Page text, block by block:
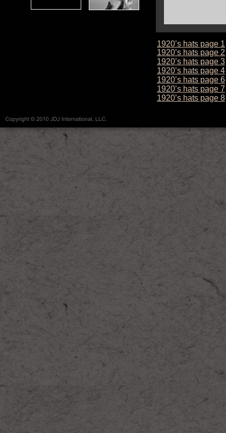
1920’s hats page 1
1920’s hats page 2
1920’s hats page 3
1920’s hats page 4
1920’s hats page 6
1920’s hats page 7
1920’s hats page 8